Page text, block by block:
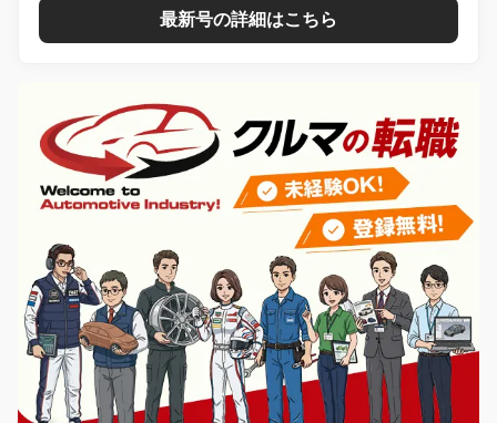
最新号の詳細はこちら